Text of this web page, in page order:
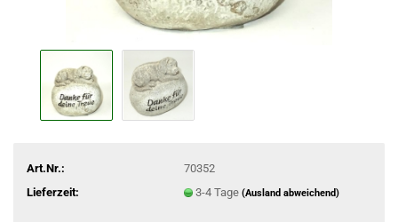
Art.Nr.:
70352
Lieferzeit:
3-4 Tage (Ausland abweichend)